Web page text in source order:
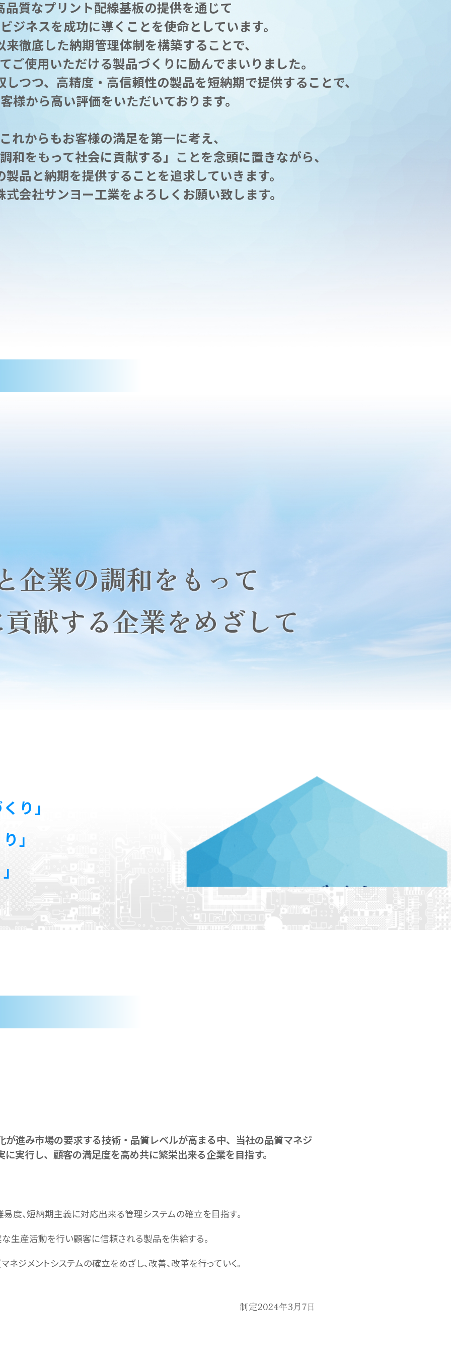
品質なプリント配線基板の提供を通じて
ジネスを成功に導くことを使命としています。
来徹底した納期管理体制を構築することで、
ご使用いただける製品づくりに励んでまいりました。
つつ、高精度・高信頼性の製品を短納期で提供することで、
様から高い評価をいただいております。
これからもお客様の満足を第一に考え、
和をもって社会に貢献する」ことを念頭に置きながら、
製品と納期を提供することを追求していきます。
式会社サンヨー工業をよろしくお願い致します。
企業の調和をもって
献する企業をめざして
り」
」
が進み市場の要求する技術・品質レベルが高まる中、当社の品質マネジ
実行し、顧客の満足度を高め共に繁栄出来る企業を目指す。
易度、短納期主義に対応出来る管理システムの確立を目指す。
生産活動を行い顧客に信頼される製品を供給する。
ジメントシステムの確立をめざし、改善、改革を行っていく。
制定2024年3月7日